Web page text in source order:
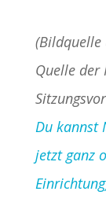
(Bildquelle
Quelle der
Du kannst
jetzt ganz